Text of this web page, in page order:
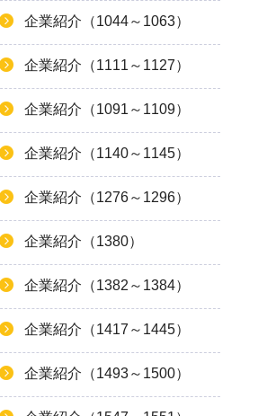
企業紹介（1044～1063）
企業紹介（1111～1127）
企業紹介（1091～1109）
企業紹介（1140～1145）
企業紹介（1276～1296）
企業紹介（1380）
企業紹介（1382～1384）
企業紹介（1417～1445）
企業紹介（1493～1500）